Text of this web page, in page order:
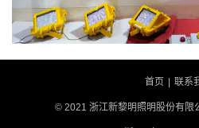
首页 联系
© 2021 浙江新黎明照明股份有限